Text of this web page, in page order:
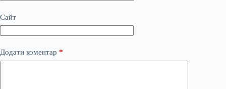
Сайт
Додати коментар *